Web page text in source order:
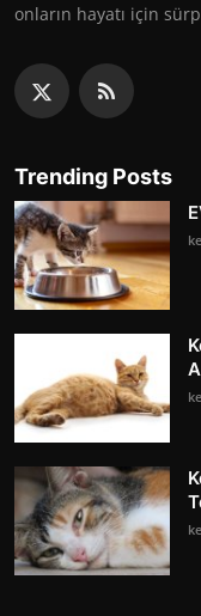
onların hayatı için
Trending Posts